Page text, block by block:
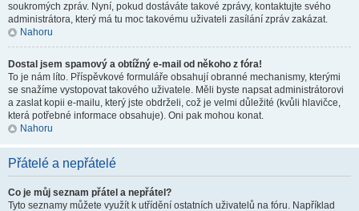
soukromých zpráv. Nyní, pokud dostáváte takové zprávy, kontaktujte svého
administrátora, který má tu moc takovému uživateli zasílání zpráv zakázat.
Nahoru
Dostal jsem spamový a obtížný e-mail od někoho z fóra!
To je nám líto. Příspěvkové formuláře obsahují obranné mechanismy, kterými
se snažíme vystopovat takového uživatele. Měli byste napsat administrátorovi
a zaslat kopii e-mailu, který jste obdrželi, což je velmi důležité (kvůli hlavičce,
která potřebné informace obsahuje). Oni pak mohou konat.
Nahoru
Přátelé a nepřátelé
Co je můj seznam přátel a nepřátel?
Tyto seznamy můžete využít k utřídění ostatních uživatelů na fóru. Například